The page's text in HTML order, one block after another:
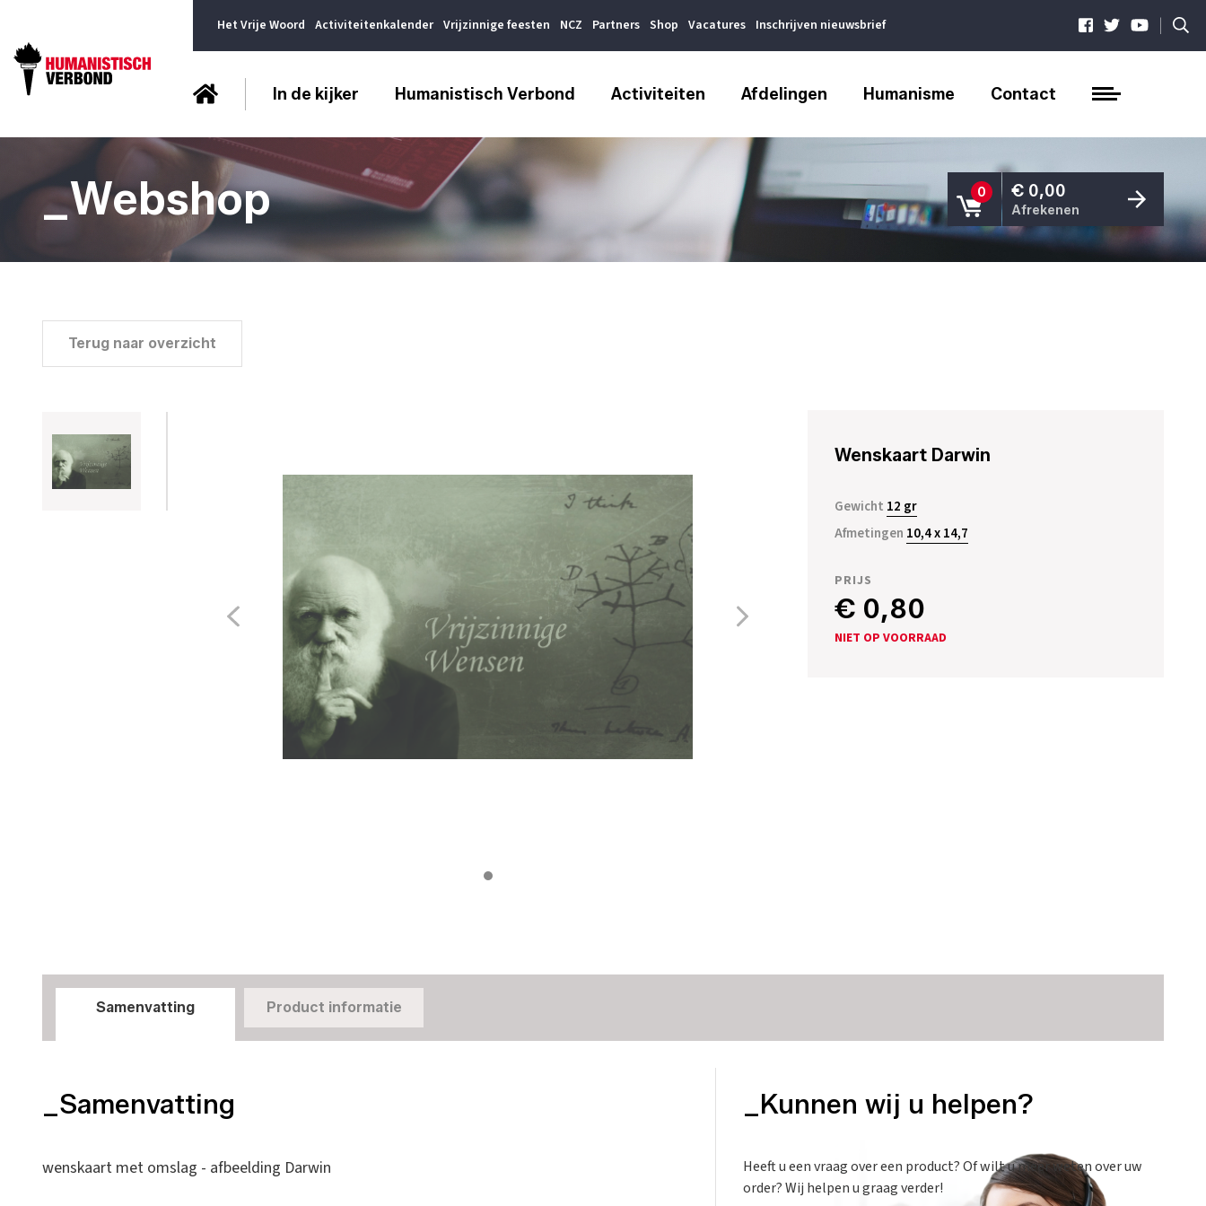
Het Vrije Woord Activiteitenkalender Vrijzinnige feesten NCZ Partners Shop Vacatures Inschrijven nieuwsbrief |
In de kijker Humanistisch Verbond Activiteiten Afdelingen Humanisme Contact
_Webshop 0 € 0,00
Afrekenen
Terug naar overzicht
Wenskaart Darwin
Gewicht 12 gr
Afmetingen 10,4 x 14,7
PRIJS
€ 0,80
NIET OP VOORRAAD
Samenvatting Product informatie
_Samenvatting
wenskaart met omslag - afbeelding Darwin
_Kunnen wij u helpen?
Heeft u een vraag over een product? Of wilt u meer weten over uw
order? Wij helpen u graag verder!